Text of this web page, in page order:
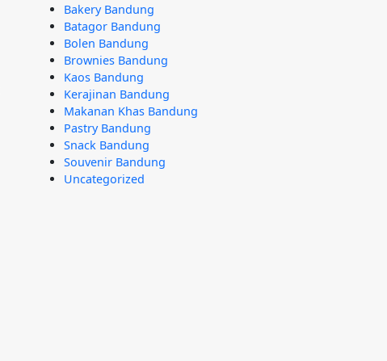
Bakery Bandung
Batagor Bandung
Bolen Bandung
Brownies Bandung
Kaos Bandung
Kerajinan Bandung
Makanan Khas Bandung
Pastry Bandung
Snack Bandung
Souvenir Bandung
Uncategorized